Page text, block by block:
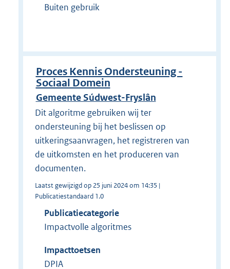
Buiten gebruik
Proces Kennis Ondersteuning -
Sociaal Domein
Gemeente Súdwest-Fryslân
Dit algoritme gebruiken wij ter
ondersteuning bij het beslissen op
uitkeringsaanvragen, het registreren van
de uitkomsten en het produceren van
documenten.
Laatst gewijzigd op 25 juni 2024 om 14:35 |
Publicatiestandaard 1.0
Publicatiecategorie
Impactvolle algoritmes
Impacttoetsen
DPIA